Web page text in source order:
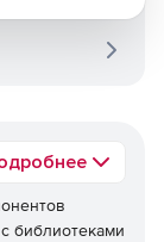
библиотеками